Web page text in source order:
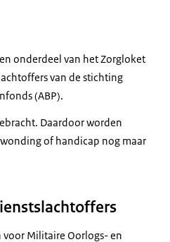
onderdeel van het Zorgloket
van de stichting
(ABP).
Daardoor worden
of handicap nog maar
voor Militaire Oorlogs- en